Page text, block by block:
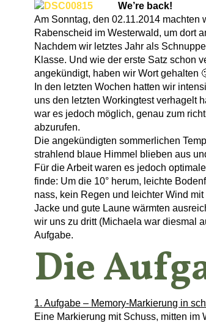
We’re back!
Am Sonntag, den 02.11.2014 machten
Rabenscheid im Westerwald, um dort
Nachdem wir letztes Jahr als
Klasse. Und wie der erste Satz schon
angekündigt, haben wir Wort gehalten
In den letzten Wochen hatten wir
uns den letzten Workingtest verhagelt
war es jedoch möglich, genau zum
abzurufen.
Die angekündigten sommerlichen
strahlend blaue Himmel blieben aus
Für die Arbeit waren es jedoch
finde: Um die 10° herum, leichte
nass, kein Regen und leichter Wind
Jacke und gute Laune wärmten
wir uns zu dritt (Michaela war diesmal
Aufgabe.
Die
1. Aufgabe – Memory-Markierung in
Eine Markierung mit Schuss, mitten